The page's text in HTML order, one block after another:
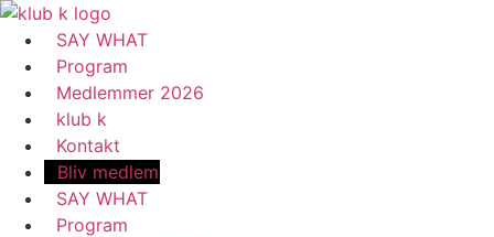
Videre
indhold
SAY WHAT
Program
Medlemmer 2026
klub k
Kontakt
Bliv medlem
SAY WHAT
Program